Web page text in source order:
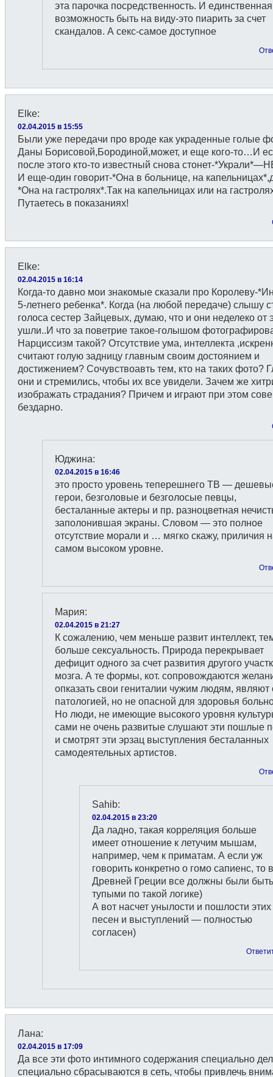
эта парочка посредственность. И единственная
возможность быть на виду-это пиарить за счет
скандалов. А секс-самое доступное
Elke:
02.04.2015 в 15:55
Были уже передачи про вроде как украденные голые
Даны Борисовой,Бородиной,может, и еще кого-то…И
после этого кто-то известный снова стонет-
И еще-один говорит-*Она в больнице, на
*Она на гастролях*.Так на капельницах или на
Путаетесь в показаниях!
Elke:
02.04.2015 в 16:14
Когда-то давно мои знакомые сказали про Королеву-
5-летнего ребенка*. Когда (на любой передаче) слышу
голоса сестер Зайцевых, думаю, что и они неделеко от
ушли..И что за поветрие такое-голышом
Нарциссизм такой? Отсутствие ума, интеллекта
считают голую задницу главным своим достоянием и
достижением? Сочувствоавть тем, кто на таких фото?
они и стремились, чтобы их все увидели. Зачем же
изображать страдания? Причем и играют при этом
бездарно.
Юджина:
02.04.2015 в 16:46
это просто уровень теперешнего ТВ —
герои, безголовые и безголосые певцы,
бесталанные актеры и пр. разноцветная
заполонившая экраны. Словом — это полное
отсутствие морали и … мягко скажу, приличия
самом высоком уровне.
Мария:
02.04.2015 в 21:27
К сожалению, чем меньше развит интеллект,
больше сексуальность. Природа перекрывает
дефицит одного за счет развития другого
мозга. А те формы, кот. сопровождаются
опказать свои гениталии чужим людям, являют
патологией, но не опасной для здоровья
Но люди, не имеющие высокого уровня
сами не очень развитые слушают эти пошлые
и смотрят эти эрзац выступления бесталанных
самодеятельных артистов.
Sahib:
02.04.2015 в 23:20
Да ладно, такая корреляция больше
имеет отношение к летучим мышам,
например, чем к приматам. А если уж
говорить конкретно о гомо сапиенс, то в
Древней Греции все должны были быть
тупыми по такой логике)
А вот насчет унылости и пошлости этих
песен и выступлений — полностью
согласен)
Лана:
02.04.2015 в 17:09
Да все эти фото интимного содержания специально
специально сбрасываются в сеть, чтобы привлечь